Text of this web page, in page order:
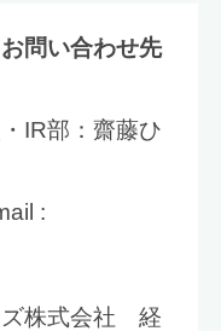
問い合わせ先
IR部：齋藤ひ
:
ズ株式会社 経